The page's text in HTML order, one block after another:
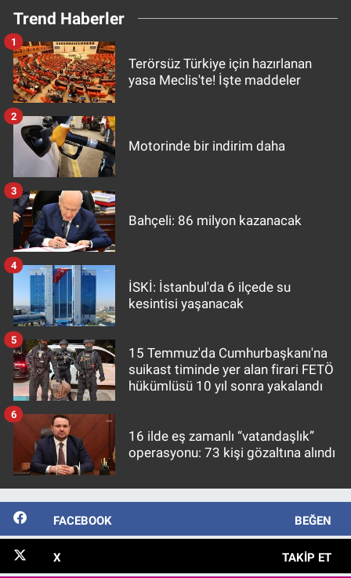
Trend Haberler
Terörsüz Türkiye için hazırlanan
yasa Meclis'te! İşte maddeler
1
Motorinde bir indirim daha
2
Bahçeli: 86 milyon kazanacak
3
İSKİ: İstanbul'da 6 ilçede su
kesintisi yaşanacak
4
15 Temmuz'da Cumhurbaşkanı'na
suikast timinde yer alan firari FETÖ
hükümlüsü 10 yıl sonra yakalandı
5
16 ilde eş zamanlı “vatandaşlık”
operasyonu: 73 kişi gözaltına alındı
6
FACEBOOK BEĞEN
X TAKIP ET